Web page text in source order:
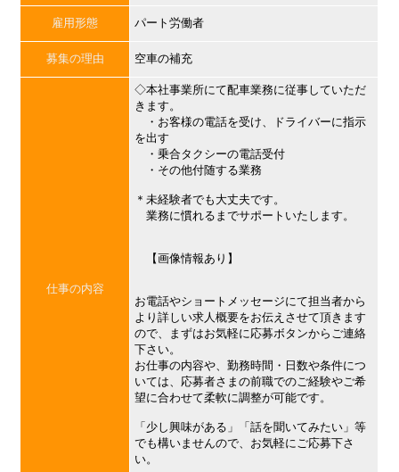
雇用形態 パート労働者
募集の理由 空車の補充
仕事の内容
◇本社事業所にて配車業務に従事していただ
きます。
・お客様の電話を受け、ドライバーに指示
を出す
・乗合タクシーの電話受付
・その他付随する業務
＊未経験者でも大丈夫です。
業務に慣れるまでサポートいたします。
【画像情報あり】
お電話やショートメッセージにて担当者から
より詳しい求人概要をお伝えさせて頂きます
ので、まずはお気軽に応募ボタンからご連絡
下さい。
お仕事の内容や、勤務時間・日数や条件につ
いては、応募者さまの前職でのご経験やご希
望に合わせて柔軟に調整が可能です。
「少し興味がある」「話を聞いてみたい」等
でも構いませんので、お気軽にご応募下さ
い。